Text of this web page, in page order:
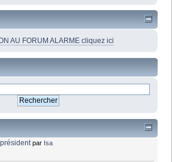
AU FORUM ALARME cliquez ici
par Isa